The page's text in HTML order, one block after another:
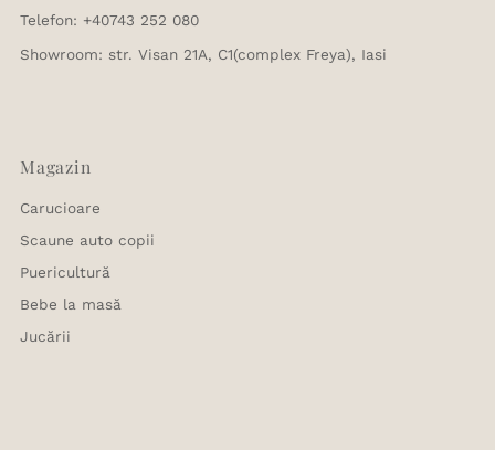
Telefon: +40743 252 080
Showroom: str. Visan 21A, C1(complex Freya), Iasi
Magazin
Carucioare
Scaune auto copii
Puericultură
Bebe la masă
Jucării